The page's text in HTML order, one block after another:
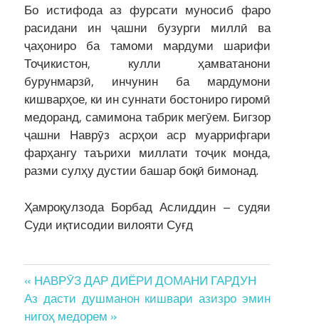
Бо истифода аз фурсати муносиб фаро
расидани ин ҷашни бузурги миллӣ ва
ҷаҳониро ба тамоми мардуми шарифи
Тоҷикистон, кулли ҳамватанони
бурунмарзӣ, инчунин ба мардумони
кишварҳое, ки ин суннати бостониро гиромӣ
медоранд, самимона табрик мегӯем. Бигзор
ҷашни Наврӯз асрҳои аср муаррифгари
фарҳангу таърихи миллати тоҷик монда,
разми сулҳу дустии башар боқӣ бимонад.
Ҳамроқулзода Борбад Аслиддин – судяи
Суди иқтисодии вилояти Суғд
Post
navigation
« НАВРӮЗ ДАР ДИЁРИ ДОМАНИ ГАРДУН
Аз дасти душманон кишвари азизро эмин
нигоҳ медорем »